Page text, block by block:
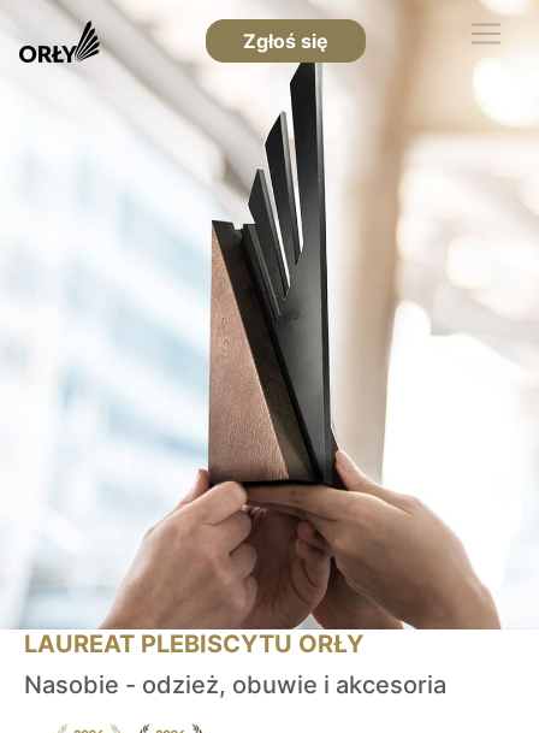
Zgłoś się
LAUREAT PLEBISCYTU ORŁY
Nasobie - odzież, obuwie i akcesoria